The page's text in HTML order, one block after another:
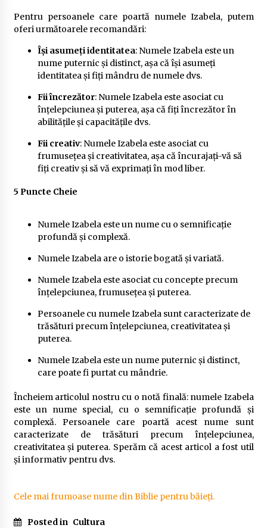
Pentru persoanele care poartă numele Izabela, putem
oferi următoarele recomandări:
Își asumeți identitatea: Numele Izabela este un
nume puternic și distinct, așa că își asumeți
identitatea și fiți mândru de numele dvs.
Fii încrezător: Numele Izabela este asociat cu
înțelepciunea și puterea, așa că fiți încrezător în
abilitățile și capacitățile dvs.
Fii creativ: Numele Izabela este asociat cu
frumusețea și creativitatea, așa că încurajați-vă să
fiți creativ și să vă exprimați în mod liber.
5 Puncte Cheie
Numele Izabela este un nume cu o semnificație
profundă și complexă.
Numele Izabela are o istorie bogată și variată.
Numele Izabela este asociat cu concepte precum
înțelepciunea, frumusețea și puterea.
Persoanele cu numele Izabela sunt caracterizate de
trăsături precum înțelepciunea, creativitatea și
puterea.
Numele Izabela este un nume puternic și distinct,
care poate fi purtat cu mândrie.
Încheiem articolul nostru cu o notă finală: numele Izabela
este un nume special, cu o semnificație profundă și
complexă. Persoanele care poartă acest nume sunt
caracterizate de trăsături precum înțelepciunea,
creativitatea și puterea. Sperăm că acest articol a fost util
și informativ pentru dvs.
Cele mai frumoase nume din Biblie pentru băieți.
Posted in Cultura